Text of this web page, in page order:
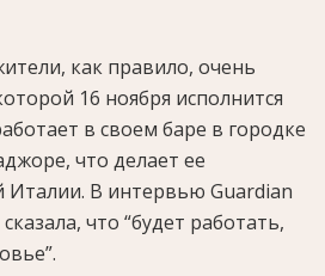
как правило, очень
16 ноября исполнится
в своем баре в городке
что делает ее
Италии. В интервью Guardian
что “будет работать,